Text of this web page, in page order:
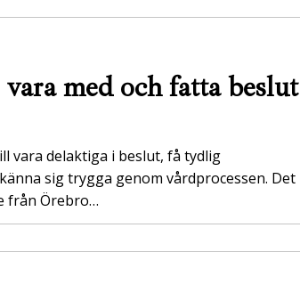
med och fatta beslut
vara delaktiga i beslut, få tydlig
sig trygga genom vårdprocessen. Det
från Örebro…